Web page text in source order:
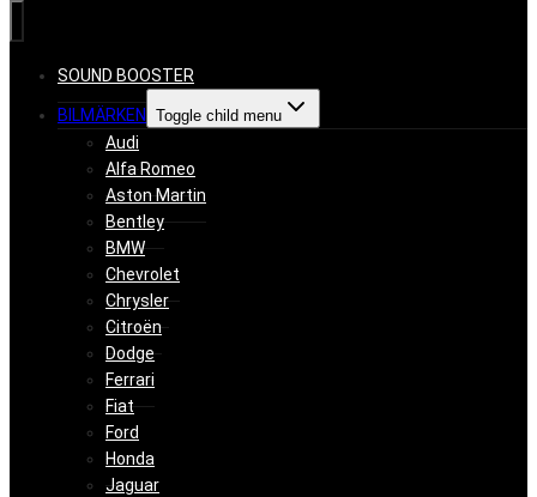
SOUND BOOSTER
BILMÄRKEN Toggle child menu
Audi
Alfa Romeo
Aston Martin
Bentley
BMW
Chevrolet
Chrysler
Citroën
Dodge
Ferrari
Fiat
Ford
Honda
Jaguar